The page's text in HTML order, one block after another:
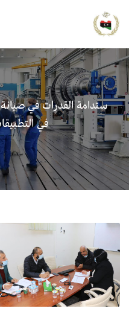
ستدامة القدرات في
في